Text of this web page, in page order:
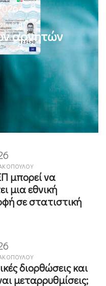
αρνητών
μπορεί να
μια εθνική
σε στατιστική
διορθώσεις και
μεταρρυθμίσεις;